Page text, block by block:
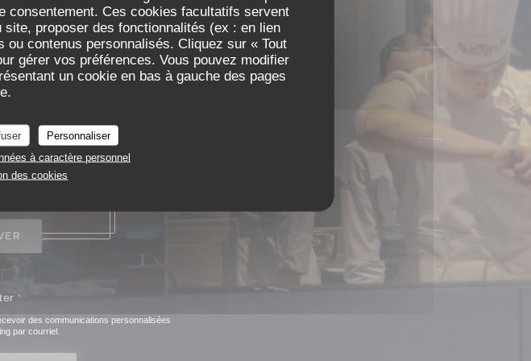
consentement. Ces cookies facultatifs servent
proposer des fonctionnalités (ex : en lien
contenus personnalisés. Cliquez sur « Tout
gérer vos préférences. Vous pouvez modifier
un cookie en bas à gauche des pages
Personnaliser
à caractère personnel
des cookies
Lyon
*
des communications personnalisées
par courriel.